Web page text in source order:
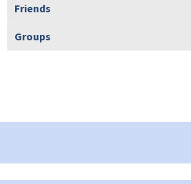
Friends
Groups